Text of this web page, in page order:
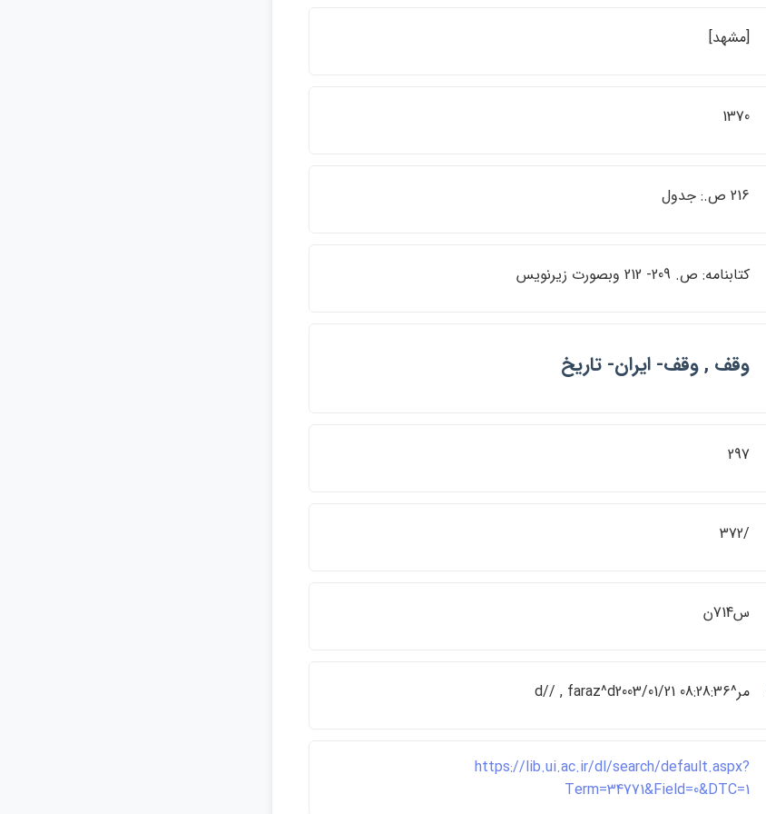
[مشهد]
1370
216 ص.: جدول
كتابنامه: ص. 209- 212 وبصورت زيرنويس
وقف , وقف- ايران- تاريخ
297
/372
س714ن
مر^d// , faraz^d2003/01/21 08:28:36
https://lib.ui.ac.ir/dl/search/default.aspx?
Term=34771&Field=0&DTC=1